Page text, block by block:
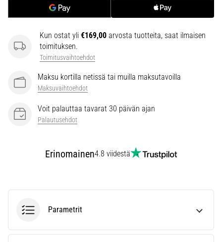
polvi:
hoito
ja
ennaltaehkäisy
Juoksijan
polvi,
iliotibiaalisen
jänteen
vaiva
keskuudessa.
Kun ostat yli €169,00 arvosta tuotteita, saat ilmaisen
toimituksen.
Toimitusvaihtoehdot
Maksu kortilla netissä tai muilla maksutavoilla
Maksuvaihtoehdot
Voit palauttaa tavarat 30 päivän ajan
Palautusehdot
Erinomainen4.8 viidestä
Parametrit